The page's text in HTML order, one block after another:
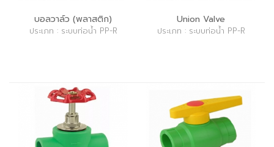
บอลวาล์ว (พลาสติก)
ประเภท : ระบบท่อน้ำ PP-R
Union Valve
ประเภท : ระบบท่อน้ำ PP-R